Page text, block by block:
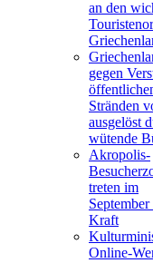
an den
gegen
Stränden
ausgelöst
wütende
Akropolis-
treten im
Kraft
Online-